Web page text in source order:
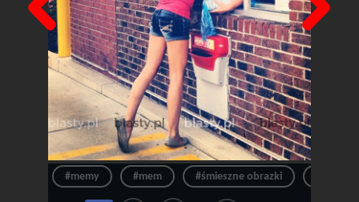
#memy #mem #śmieszne obrazki